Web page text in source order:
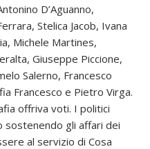
D’Aguanno,
Stelica Jacob, Ivana
Michele Martines,
Giuseppe Piccione,
Salerno, Francesco
Francesco e Pietro Virga.
offriva voti. I politici
sostenendo gli affari dei
al servizio di Cosa